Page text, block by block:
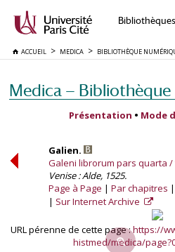
ACCUEIL MEDICA BIBLIOTHÈQUE
Medica —
Présentation • Mode
Galien.
Galeni librorum pars quarta /
Venise : Alde, 1525.
Page à Page
Par chapitres
Sur Internet Archive
URL pérenne de cette page :https://
histmed/medica/